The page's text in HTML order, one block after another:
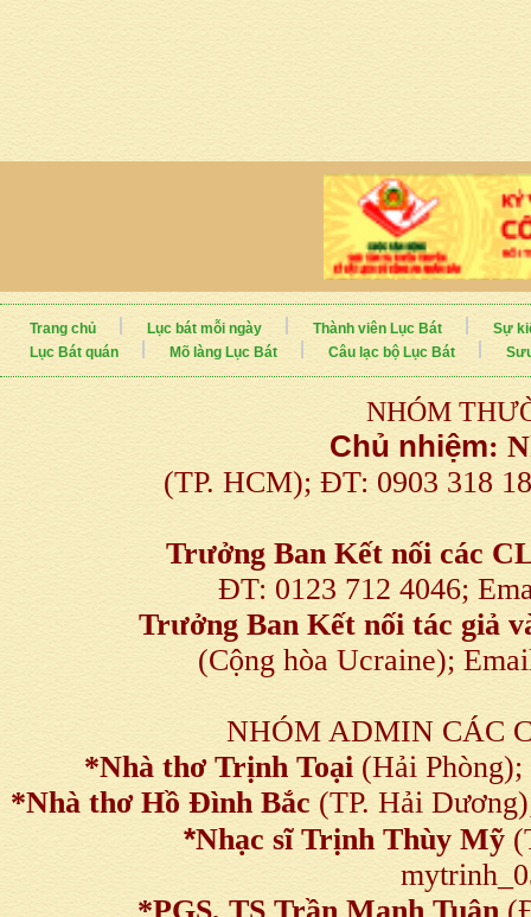
Trang chủ Lục bát mỗi ngày Thành viên Lục Bát
Sự
Lục Bát quán
Mõ làng Lục Bát Câu lạc bộ Lục Bát
NHÓM
Chủ nhiệm:
(TP. HCM); ĐT: 0903 318
Trưởng Ban Kết nối các
ĐT: 0123 712 4046;
Trưởng Ban Kết nối tác giả
(Cộng hòa Ucraine);
NHÓM ADMIN CÁC
*Nhà thơ Trịnh Toại (Hải
*Nhà thơ Hồ Đình Bắc (TP. Hải
*Nhạc sĩ Trịnh Thùy Mỹ